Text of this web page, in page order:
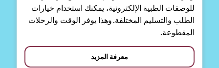
للوصفات الطبية الإلكترونية، يمكنك استخدام خيارات
الطلب والتسليم المختلفة. وهذا يوفر الوقت والرحلات
المقطوعة.
معرفة المزيد